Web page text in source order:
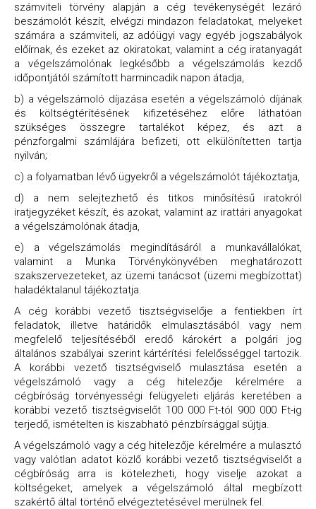
számviteli törvény alapján a cég tevékenységét lezáró
beszámolót készít, elvégzi mindazon feladatokat, melyeket
számára a számviteli, az adóügyi vagy egyéb jogszabályok
előírnak, és ezeket az okiratokat, valamint a cég iratanyagát
a végelszámolónak legkésőbb a végelszámolás kezdő
időpontjától számított harmincadik napon átadja,
b) a végelszámoló díjazása esetén a végelszámoló díjának
és költségtérítésének kifizetéséhez előre láthatóan
szükséges összegre tartalékot képez, és azt a
pénzforgalmi számlájára befizeti, ott elkülönítetten tartja
nyilván;
c) a folyamatban lévő ügyekről a végelszámolót tájékoztatja,
d) a nem selejtezhető és titkos minősítésű iratokról
iratjegyzéket készít, és azokat, valamint az irattári anyagokat
a végelszámolónak átadja,
e) a végelszámolás megindításáról a munkavállalókat,
valamint a Munka Törvénykönyvében meghatározott
szakszervezeteket, az üzemi tanácsot (üzemi megbízottat)
haladéktalanul tájékoztatja.
A cég korábbi vezető tisztségviselője a fentiekben írt
feladatok, illetve határidők elmulasztásából vagy nem
megfelelő teljesítéséből eredő károkért a polgári jog
általános szabályai szerint kártérítési felelősséggel tartozik.
A korábbi vezető tisztségviselő mulasztása esetén a
végelszámoló vagy a cég hitelezője kérelmére a
cégbíróság törvényességi felügyeleti eljárás keretében a
korábbi vezető tisztségviselőt 100 000 Ft-tól 900 000 Ft-ig
terjedő, ismételten is kiszabható pénzbírsággal sújtja.
A végelszámoló vagy a cég hitelezője kérelmére a mulasztó
vagy valótlan adatot közlő korábbi vezető tisztségviselőt a
cégbíróság arra is kötelezheti, hogy viselje azokat a
költségeket, amelyek a végelszámoló által megbízott
szakértő által történő elvégeztetésével merülnek fel.